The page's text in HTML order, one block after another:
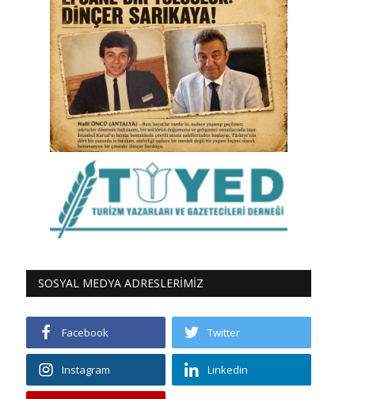
SOSYAL MEDYA ADRESLERİMİZ
Facebook Twitter
Instagram Linkedin